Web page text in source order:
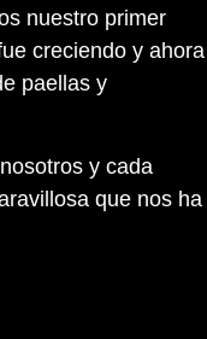
nuestro primer
creciendo y ahora
paellas y
y cada
que nos ha